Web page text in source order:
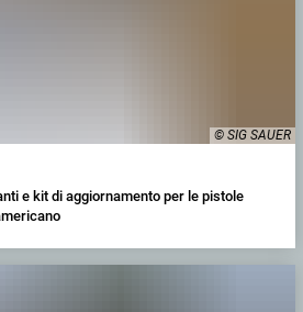
© SIG SAUER
e kit di aggiornamento per le pistole